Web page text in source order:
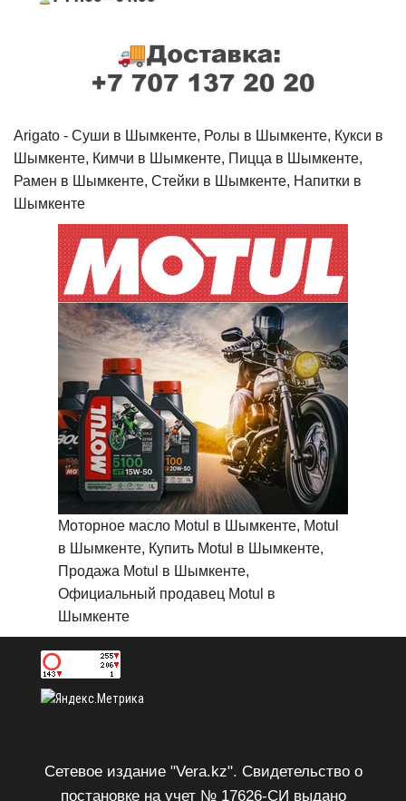
Arigato - Cуши в Шымкенте, Ролы в Шымкенте, Кукси в
Шымкенте, Кимчи в Шымкенте, Пицца в Шымкенте,
Рамен в Шымкенте, Стейки в Шымкенте, Напитки в
Шымкенте
Моторное масло Motul в Шымкенте, Motul
в Шымкенте, Купить Motul в Шымкенте,
Продажа Motul в Шымкенте,
Официальный продавец Motul в
Шымкенте
Сетевое издание "Vera.kz". Свидетельство о
постановке на учет № 17626-СИ выдано